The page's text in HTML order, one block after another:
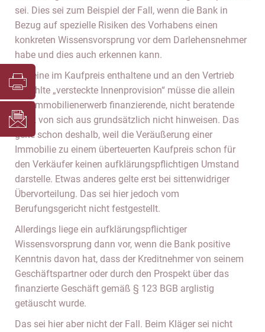
sei. Dies sei zum Beispiel der Fall, wenn die Bank in
Bezug auf spezielle Risiken des Vorhabens einen
konkreten Wissensvorsprung vor dem Darlehensnehmer
habe und dies auch erkennen kann.
Auf eine im Kaufpreis enthaltene und an den Vertrieb
gezahlte „versteckte Innenprovision“ müsse die allein
den Immobilienerwerb finanzierende, nicht beratende
Bank von sich aus grundsätzlich nicht hinweisen. Das
gelte schon deshalb, weil die Veräußerung einer
Immobilie zu einem überteuerten Kaufpreis schon für
den Verkäufer keinen aufklärungspflichtigen Umstand
darstelle. Etwas anderes gelte erst bei sittenwidriger
Übervorteilung. Das sei hier jedoch vom
Berufungsgericht nicht festgestellt.
Allerdings liege ein aufklärungspflichtiger
Wissensvorsprung dann vor, wenn die Bank positive
Kenntnis davon hat, dass der Kreditnehmer von seinem
Geschäftspartner oder durch den Prospekt über das
finanzierte Geschäft gemäß § 123 BGB arglistig
getäuscht wurde.
Das sei hier aber nicht der Fall. Beim Kläger sei nicht